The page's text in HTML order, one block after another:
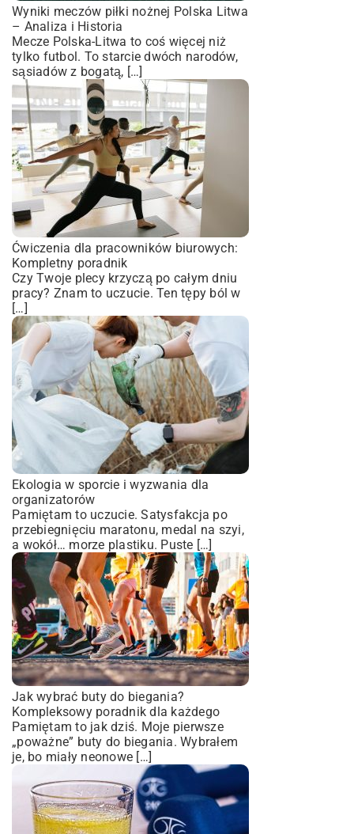
Wyniki meczów piłki nożnej Polska Litwa
– Analiza i Historia
Mecze Polska-Litwa to coś więcej niż
tylko futbol. To starcie dwóch narodów,
sąsiadów z bogatą, […]
Ćwiczenia dla pracowników biurowych:
Kompletny poradnik
Czy Twoje plecy krzyczą po całym dniu
pracy? Znam to uczucie. Ten tępy ból w
[…]
Ekologia w sporcie i wyzwania dla
organizatorów
Pamiętam to uczucie. Satysfakcja po
przebiegnięciu maratonu, medal na szyi,
a wokół… morze plastiku. Puste […]
Jak wybrać buty do biegania?
Kompleksowy poradnik dla każdego
Pamiętam to jak dziś. Moje pierwsze
„poważne” buty do biegania. Wybrałem
je, bo miały neonowe […]